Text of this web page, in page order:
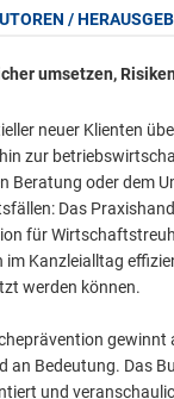
/
umsetzen,
neuer Klienten
zur
Beratung oder dem
Das
für
Kanzleialltag
werden können.
gewinnt
an Bedeutung. Das
und